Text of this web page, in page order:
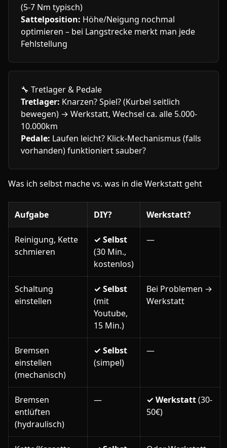
(5-7 Nm typisch)
Sattelposition: Höhe/Neigung nochmal
optimieren – bei Langstrecke merkt man jede
Fehlstellung
🔧 Tretlager & Pedale
Tretlager: Knarzen? Spiel? (Kurbel seitlich
bewegen) → Werkstatt, Wechsel ca. alle 5.000-
10.000km
Pedale: Laufen leicht? Klick-Mechanismus (falls
vorhanden) funktioniert sauber?
Was ich selbst mache vs. was in die Werkstatt geht
Aufgabe DIY? Werkstatt?
Reinigung, Kette
schmieren
✓ Selbst
(30 Min.,
kostenlos)
—
Schaltung
einstellen
✓ Selbst
(mit
Youtube,
15 Min.)
Bei Problemen →
Werkstatt
Bremsen
einstellen
(mechanisch)
✓ Selbst
(simpel)
—
Bremsen
entlüften
(hydraulisch)
— ✓ Werkstatt(30-
50€)